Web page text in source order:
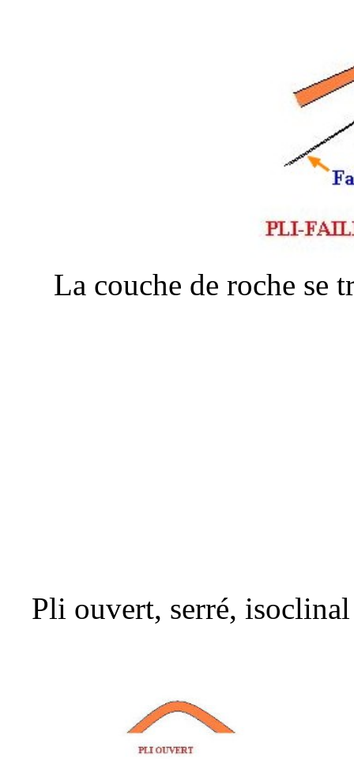
La couche de roche se
Pli ouvert, serré,